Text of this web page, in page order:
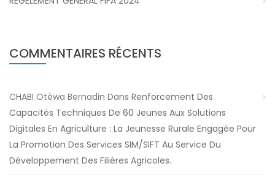
COMMENTAIRES RÉCENTS
CHABI Otèwa Bernadin Dans Renforcement Des
Capacités Techniques De 60 Jeunes Aux Solutions
Digitales En Agriculture : La Jeunesse Rurale Engagée Pour
La Promotion Des Services SIM/SIFT Au Service Du
Développement Des Filières Agricoles.